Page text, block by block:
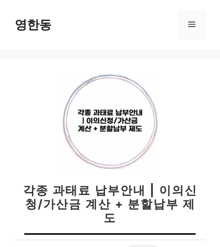
영한동 메
각종 과태료 납부안내 | 이의신
청/가산금 계산 + 분할납부 제
도